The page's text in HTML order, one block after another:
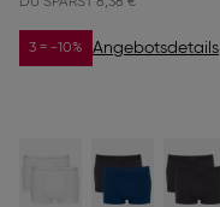
3 = -10% Angebotsdetails